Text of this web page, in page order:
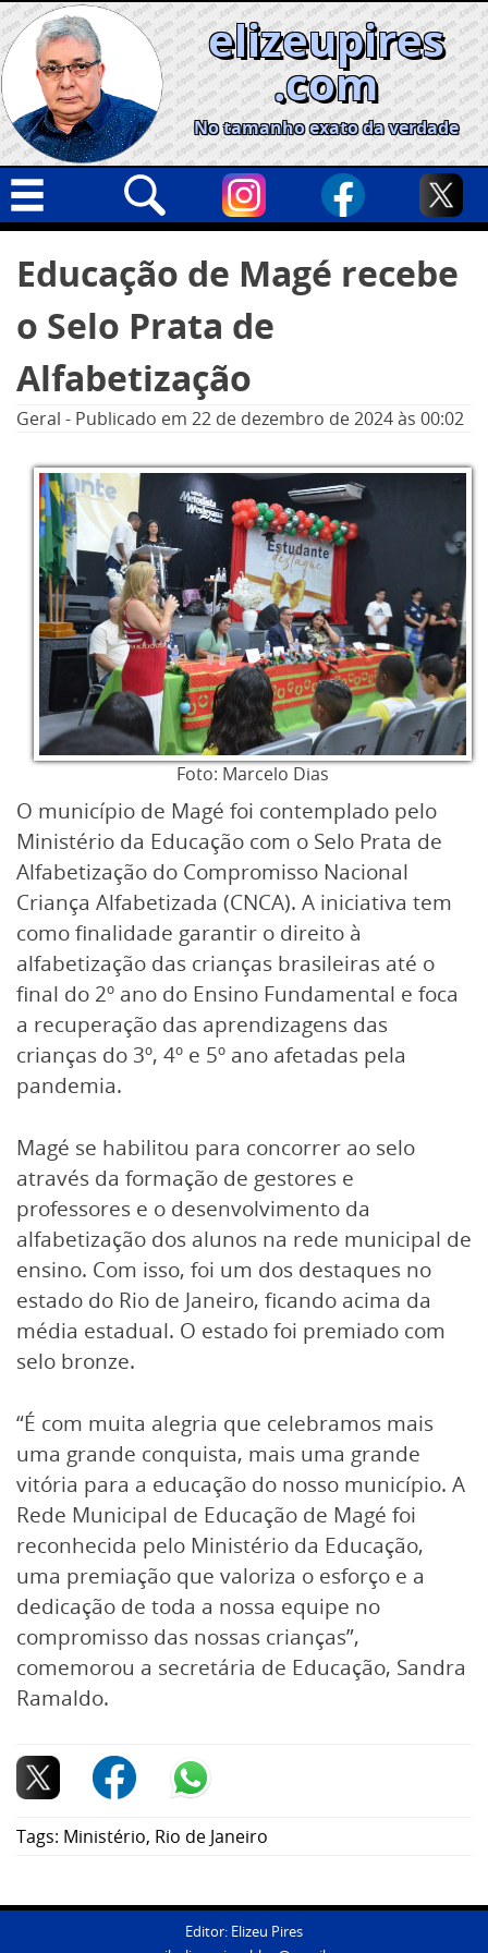
Skip
to
content
elizeupires
.com
No tamanho exato da verdade
Geral
Cidades
Política
Informe especial
por:
Educação de Magé recebe
o Selo Prata de
Alfabetização
Geral - Publicado em 22 de dezembro de 2024às 00:02
Foto: Marcelo Dias
O município de Magé foi contemplado pelo
Ministério da Educação com o Selo Prata de
Alfabetização do Compromisso Nacional
Criança Alfabetizada (CNCA). A iniciativa tem
como finalidade garantir o direito à
alfabetização das crianças brasileiras até o
final do 2º ano do Ensino Fundamental e foca
a recuperação das aprendizagens das
crianças do 3º, 4º e 5º ano afetadas pela
pandemia.
Magé se habilitou para concorrer ao selo
através da formação de gestores e
professores e o desenvolvimento da
alfabetização dos alunos na rede municipal de
ensino. Com isso, foi um dos destaques no
estado do Rio de Janeiro, ficando acima da
média estadual. O estado foi premiado com
selo bronze.
“É com muita alegria que celebramos mais
uma grande conquista, mais uma grande
vitória para a educação do nosso município. A
Rede Municipal de Educação de Magé foi
reconhecida pelo Ministério da Educação,
uma premiação que valoriza o esforço e a
dedicação de toda a nossa equipe no
compromisso das nossas crianças”,
comemorou a secretária de Educação, Sandra
Ramaldo.
Tags: Ministério, Rio de Janeiro
Editor: Elizeu Pires